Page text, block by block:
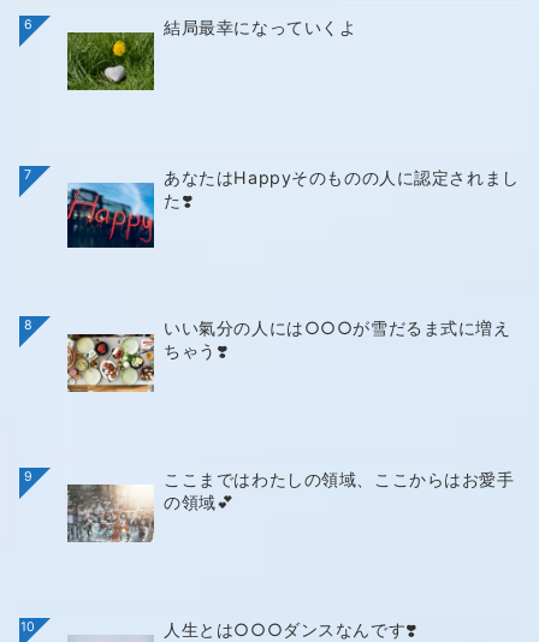
6 結局最幸になっていくよ
7
あなたはHappyそのものの人に認定されまし
た❣️
8
いい氣分の人には○○○が雪だるま式に増え
ちゃう❣️
9
ここまではわたしの領域、ここからはお愛手
の領域💕
10 人生とは○○○ダンスなんです❣️